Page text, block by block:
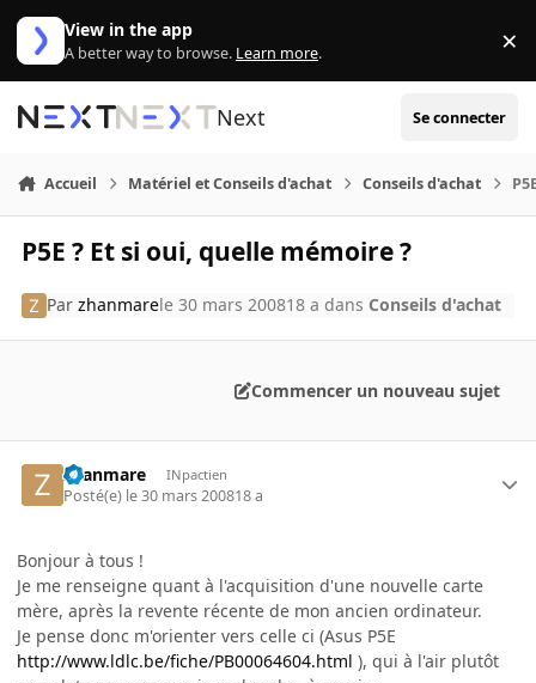
Aller au contenu
View in the app
A better way to browse. Learn more. ×
Next Se connecter
Accueil Matériel et Conseils d'achat Conseils d'achat
P5E ? Et si oui, quelle mémoire ?
Parzhanmarele 30 mars 200818 a dans Conseils d'achat
Commencer un nouveau sujet
zhanmare INpactien
Posté(e) le 30 mars 200818 a
Bonjour à tous !
Je me renseigne quant à l'acquisition d'une nouvelle carte
mère, après la revente récente de mon ancien ordinateur.
Je pense donc m'orienter vers celle ci (Asus P5E
http://www.ldlc.be/fiche/PB00064604.html ), qui à l'air plutôt